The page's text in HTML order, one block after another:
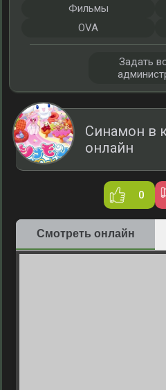
Синамон в
онлайн
0
Смотреть онлайн
Фильмы
OVA
Задать